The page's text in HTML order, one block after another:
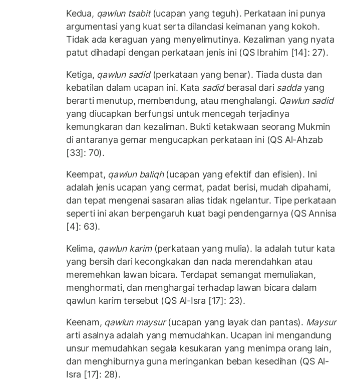
Kedua, qawlun tsabit(ucapan yang teguh). Perkataan ini punya
argumentasi yang kuat serta dilandasi keimanan yang kokoh.
Tidak ada keraguan yang menyelimutinya. Kezaliman yang nyata
patut dihadapi dengan perkataan jenis ini (QS Ibrahim [14]: 27).
Ketiga, qawlun sadid(perkataan yang benar). Tiada dusta dan
kebatilan dalam ucapan ini. Kata sadidberasal dari saddayang
berarti menutup, membendung, atau menghalangi. Qawlun sadid
yang diucapkan berfungsi untuk mencegah terjadinya
kemungkaran dan kezaliman. Bukti ketakwaan seorang Mukmin
di antaranya gemar mengucapkan perkataan ini (QS Al-Ahzab
[33]: 70).
Keempat, qawlun baliqh(ucapan yang efektif dan efisien). Ini
adalah jenis ucapan yang cermat, padat berisi, mudah dipahami,
dan tepat mengenai sasaran alias tidak ngelantur. Tipe perkataan
seperti ini akan berpengaruh kuat bagi pendengarnya (QS Annisa
[4]: 63).
Kelima, qawlun karim(perkataan yang mulia). Ia adalah tutur kata
yang bersih dari kecongkakan dan nada merendahkan atau
meremehkan lawan bicara. Terdapat semangat memuliakan,
menghormati, dan menghargai terhadap lawan bicara dalam
qawlun karim tersebut (QS Al-Isra [17]: 23).
Keenam, qawlun maysur(ucapan yang layak dan pantas). Maysur
arti asalnya adalah yang memudahkan. Ucapan ini mengandung
unsur memudahkan segala kesukaran yang menimpa orang lain,
dan menghiburnya guna meringankan beban kesedihan (QS Al-
Isra [17]: 28).